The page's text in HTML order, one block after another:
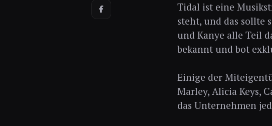
Tidal ist eine
steht, und das sollte
und Kanye alle Teil
bekannt und bot
Einige der
Marley, Alicia Keys,
das Unternehmen